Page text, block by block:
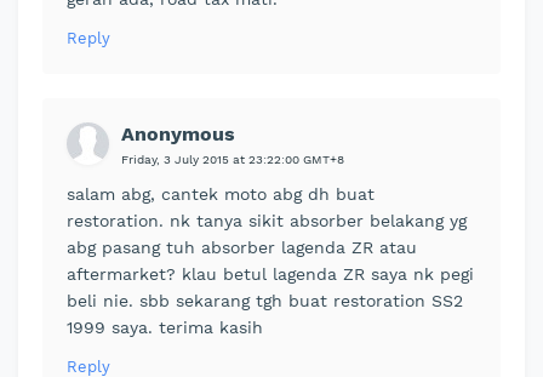
Reply
Anonymous
Friday, 3 July 2015 at 23:22:00 GMT+8
salam abg, cantek moto abg dh buat
restoration. nk tanya sikit absorber belakang yg
abg pasang tuh absorber lagenda ZR atau
aftermarket? klau betul lagenda ZR saya nk pegi
beli nie. sbb sekarang tgh buat restoration SS2
1999 saya. terima kasih
Reply